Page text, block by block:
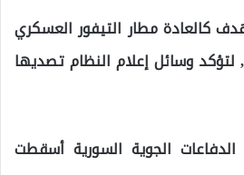
كالعادة مطار التيفور العسكري
وسائل إعلام النظام تصديها
الجوية السورية أسقطت